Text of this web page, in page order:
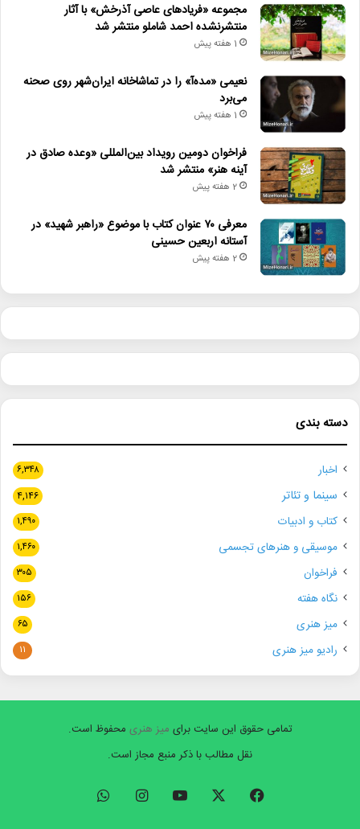
مجموعه «فریادهای عاصی آذرخش» با آثار
منتشرنشده احمد شاملو منتشر شد
1 هفته پیش
نعیمی «مده‌آ» را در تماشاخانه ایران‌شهر روی صحنه
می‌برد
1 هفته پیش
فراخوان دومین رویداد بین‌المللی «وعده صادق در
آینه هنر» منتشر شد
2 هفته پیش
معرفی ۷۰ عنوان کتاب با موضوع «راهبر شهید» در
آستانه اربعین حسینی
2 هفته پیش
دسته بندی
اخبار ۶,۳۴۸
سینما و تئاتر ۴,۱۴۶
کتاب و ادبیات ۱,۴۹۰
موسیقی و هنرهای تجسمی ۱,۴۶۰
فراخوان ۳۰۵
نگاه هفته ۱۵۶
میز هنری ۶۵
رادیو میز هنری ۱۱
تمامی حقوق این سایت برای میز هنری محفوظ است.
نقل مطالب با ذکر منبع مجاز است.
فیسبوک ایکس یوتیوب اینستاگرام